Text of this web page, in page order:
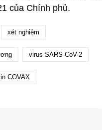
của Chính phủ.
xét nghiệm
virus SARS-CoV-2
COVAX